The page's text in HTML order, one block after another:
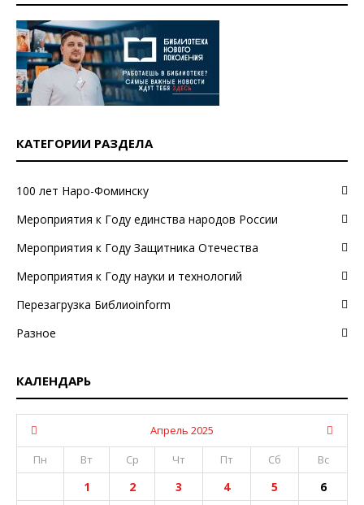
КАТЕГОРИИ РАЗДЕЛА
100 лет Наро-Фоминску
Мероприятия к Году единства народов России
Мероприятия к Году Защитника Отечества
Мероприятия к Году науки и технологий
Перезагрузка Библиоinform
Разное
КАЛЕНДАРЬ
Апрель 2025
Пн
Вт Ср Чт Пт Сб Вс
1 2 3 4 5
6